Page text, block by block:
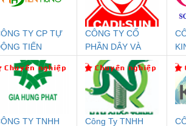
An Toàn
Contact
PC20-1NO-
24DC-SP -
Rơ Le An Toàn
Phoenix Contact
PSR-SCP-
24UC/ESL4/3X1/1X2/B
- 2981059
Bộ
TY CP TỰ
TIẾN
HƯNG
CÔNG TY CỔ
PHẦN DÂY VÀ
CÁP ĐIỆN
THƯỢNG ĐÌNH
TY TNHH
Công Ty TNHH